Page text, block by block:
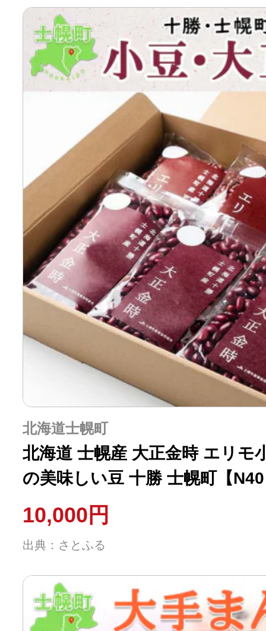
北海道士幌町
北海道 士幌産 大正金時 エリモ
の美味しい豆 十勝 士幌町【
10,000円
出典：さとふる